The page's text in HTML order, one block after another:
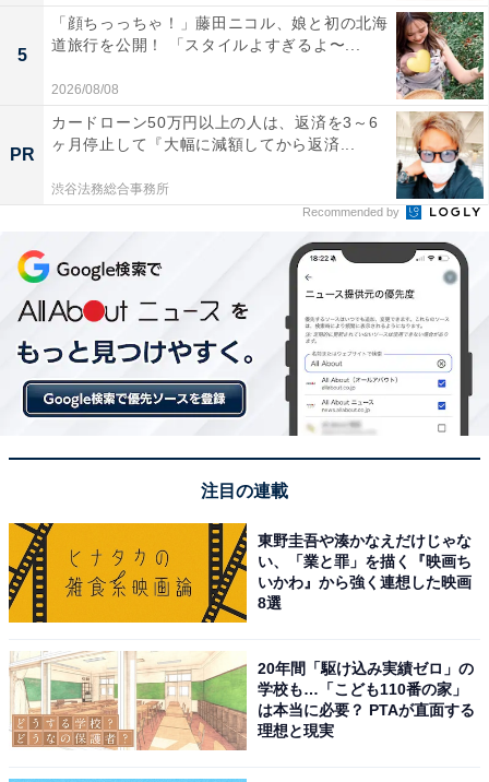
5
「顔ちっっちゃ！」藤田ニコル、娘と初の北海
道旅行を公開！ 「スタイルよすぎるよ〜...
2026/08/08
PR
カードローン50万円以上の人は、返済を3～6
ヶ月停止して『大幅に減額してから返済...
渋谷法務総合事務所
Recommended by
注目の連載
東野圭吾や湊かなえだけじゃな
い、「業と罪」を描く『映画ち
いかわ』から強く連想した映画
8選
20年間「駆け込み実績ゼロ」の
学校も…「こども110番の家」
は本当に必要？ PTAが直面する
理想と現実